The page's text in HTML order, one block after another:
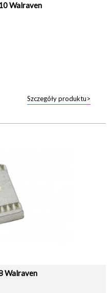
Walraven
Szczegóły produktu>
Walraven